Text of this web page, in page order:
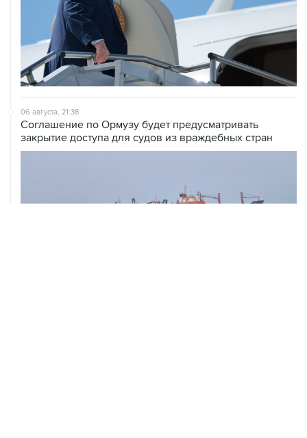
06 августа, 21:38
Соглашение по Ормузу будет предусматривать
закрытие доступа для судов из враждебных стран